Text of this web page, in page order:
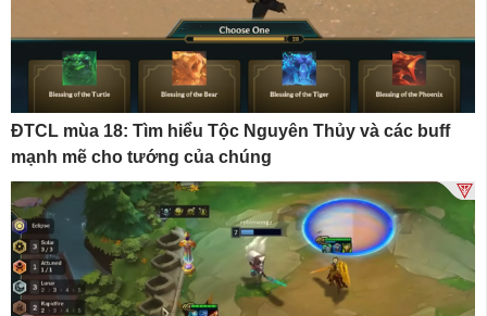
ĐTCL mùa 18: Tìm hiểu Tộc Nguyên Thủy và các buff
mạnh mẽ cho tướng của chúng